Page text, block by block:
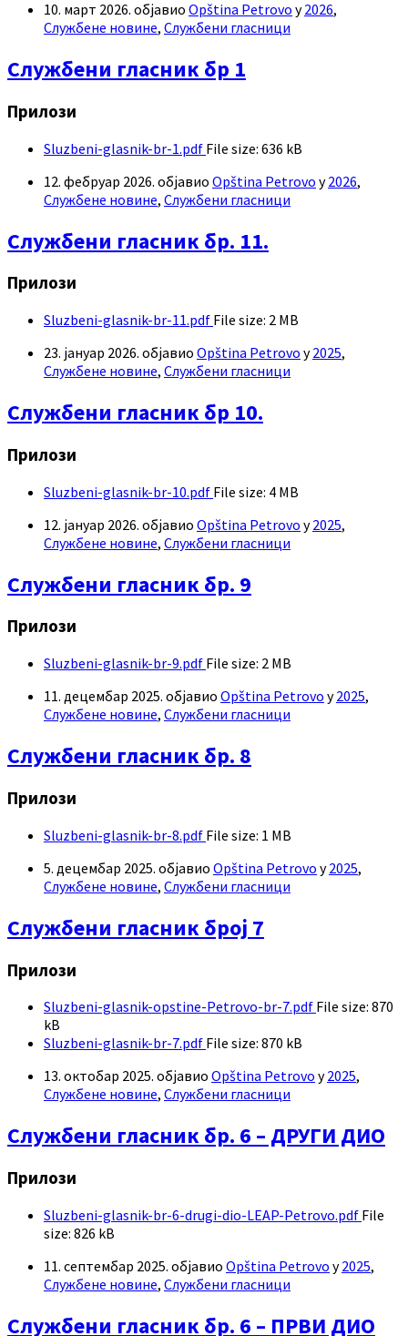
10. март 2026. објавио Opština Petrovo у2026,
Службене новине, Службени гласници
Службени гласник бр 1
Прилози
Sluzbeni-glasnik-br-1.pdf File size: 636 kB
12. фебруар 2026. објавио Opština Petrovo у2026,
Службене новине, Службени гласници
Службени гласник бр. 11.
Прилози
Sluzbeni-glasnik-br-11.pdf File size: 2 MB
23. јануар 2026. објавио Opština Petrovo у2025,
Службене новине, Службени гласници
Службени гласник бр 10.
Прилози
Sluzbeni-glasnik-br-10.pdf File size: 4 MB
12. јануар 2026. објавио Opština Petrovo у2025,
Службене новине, Службени гласници
Службени гласник бр. 9
Прилози
Sluzbeni-glasnik-br-9.pdf File size: 2 MB
11. децембар 2025. објавио Opština Petrovo у2025,
Службене новине, Службени гласници
Службени гласник бр. 8
Прилози
Sluzbeni-glasnik-br-8.pdf File size: 1 MB
5. децембар 2025. објавио Opština Petrovo у2025,
Службене новине, Службени гласници
Службени гласник број 7
Прилози
Sluzbeni-glasnik-opstine-Petrovo-br-7.pdf File size: 870
kB
Sluzbeni-glasnik-br-7.pdf File size: 870 kB
13. октобар 2025. објавио Opština Petrovo у2025,
Службене новине, Службени гласници
Службени гласник бр. 6 – ДРУГИ ДИО
Прилози
Sluzbeni-glasnik-br-6-drugi-dio-LEAP-Petrovo.pdf File
size: 826 kB
11. септембар 2025. објавио Opština Petrovo у2025,
Службене новине, Службени гласници
Службени гласник бр. 6 – ПРВИ ДИО